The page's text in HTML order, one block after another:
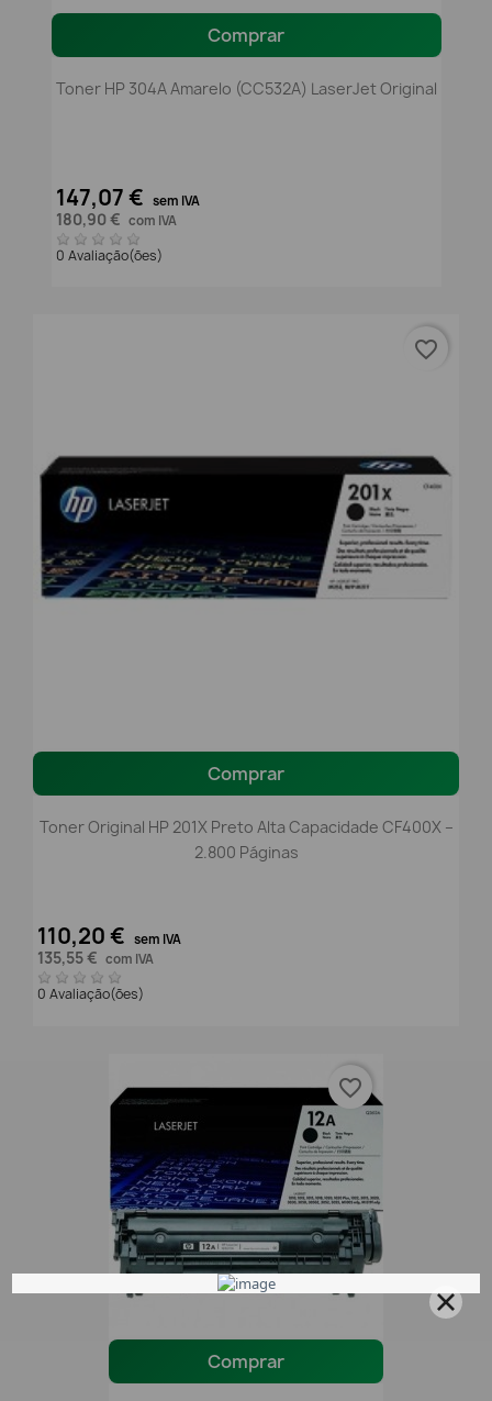
Comprar
Toner HP 304A Amarelo (CC532A) LaserJet Original
147,07 € sem IVA
180,90 € com IVA
0 Avaliação(ões)
Comprar
Toner Original HP 201X Preto Alta Capacidade CF400X –
2.800 Páginas
110,20 € sem IVA
135,55 € com IVA
0 Avaliação(ões)
favorite_border
Comprar
favorite_border